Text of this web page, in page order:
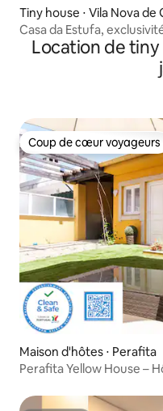
Tiny house ⋅ Vila Nova de
Casa da Estufa,
Location de tiny
Coup de cœur voyageurs
Coup de cœur voyageurs
Maison d'hôtes ⋅ Perafita
Perafita Yellow House –